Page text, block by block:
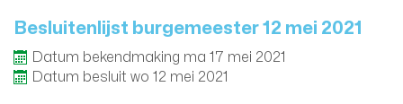
Besluitenlijst burgemeester 12 mei 2021
Datum bekendmaking ma 17 mei 2021
Datum besluit wo 12 mei 2021